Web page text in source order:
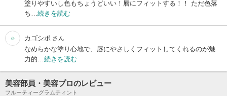
塗りやすいし色もちょうどいい！唇にフィットする！！ ただ色落
ち… 続きを読む
カゴシポ さん
なめらかな塗り心地で、唇にやさしくフィットしてくれるのが魅
力的… 続きを読む
美容部員・美容プロのレビュー
フルーティーグラムティント